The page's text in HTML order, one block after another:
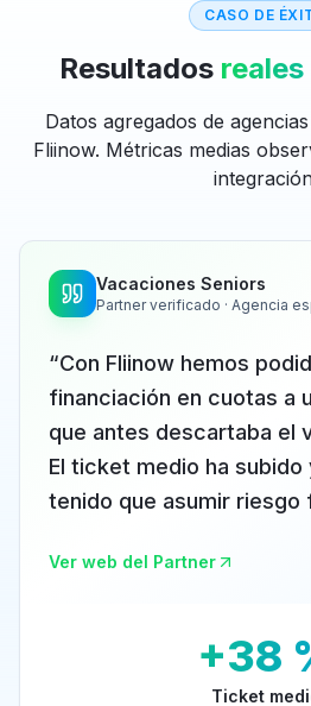
CASO DE
Resultados
Datos agregados de
Fliinow. Métricas medias
Vacaciones Seniors
Partner verificado · Agencia
“Con Fliinow hemos
financiación en cuotas a
que antes descartaba el
El ticket medio ha subido
tenido que asumir riesgo
Ver web del Partner
+38
Ticket